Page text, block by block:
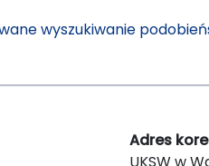
wyszukiwanie
Adres